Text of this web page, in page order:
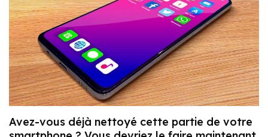
Avez-vous déjà nettoyé cette partie de votre